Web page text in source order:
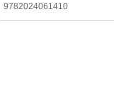
9782024061410